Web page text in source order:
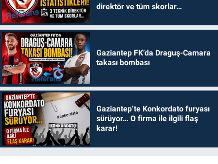
direktör ve tüm skorlar…
Gaziantep FK’da Draguş-Camara
takası bombası
Gaziantep’te Konkordato furyası
sürüyor… O firma ile ilgili flaş
karar!